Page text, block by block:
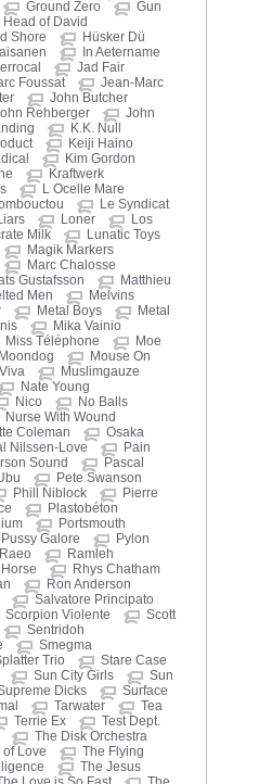
Ground Zero
Gun
Head of David
Shore
Hüsker Dü
In Aetername
Jad Fair
Foussat
Jean-Marc
John Butcher
Rehberger
John
K.K. Null
Keiji Haino
Kim Gordon
Kraftwerk
L Ocelle Mare
Le Syndicat
Loner
Los
Milk
Lunatic Toys
Magik Markers
Marc Chalosse
Gustafsson
Matthieu
Men
Melvins
Metal Boys
Metal
Mika Vainio
Miss Téléphone
Moe
Moondog
Mouse On
Muslimgauze
Nate Young
Nico
No Balls
Nurse With Wound
Coleman
Osaka
Nilssen-Love
Pain
Sound
Pascal
Pete Swanson
Phill Niblock
Pierre
Plastobéton
Portsmouth
Pussy Galore
Pylon
Raeo
Ramleh
Rhys Chatham
Ron Anderson
Salvatore Principato
Scorpion Violente
Scott
Sentridoh
Smegma
Trio
Stare Case
Sun City Girls
Sun
Dicks
Surface
Tarwater
Tea
Terrie Ex
Test Dept.
The Disk Orchestra
Love
The Flying
The Jesus